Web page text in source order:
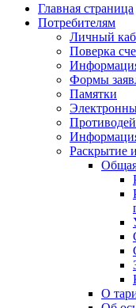
Главная страница
Потребителям
Личный
Поверка
Формы
Памятки
Раскрытие
О